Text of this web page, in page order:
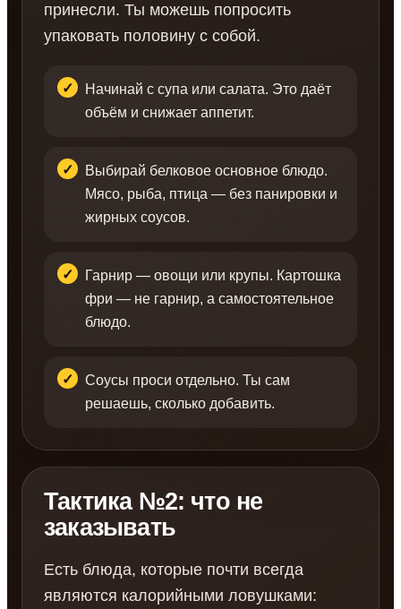
принесли. Ты можешь попросить
упаковать половину с собой.
Начинай с супа или салата. Это даёт
объём и снижает аппетит.
Выбирай белковое основное блюдо.
Мясо, рыба, птица — без панировки и
жирных соусов.
Гарнир — овощи или крупы. Картошка
фри — не гарнир, а самостоятельное
блюдо.
Соусы проси отдельно. Ты сам
решаешь, сколько добавить.
Тактика №2: что не
заказывать
Есть блюда, которые почти всегда
являются калорийными ловушками: